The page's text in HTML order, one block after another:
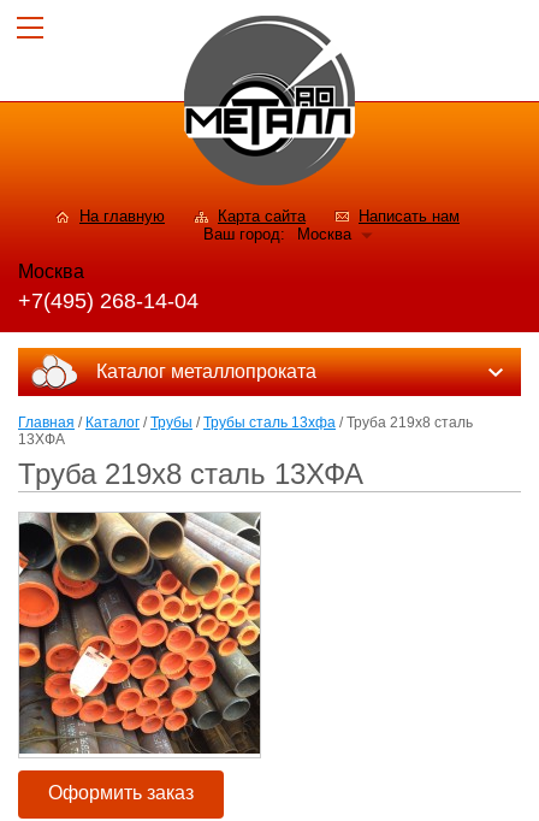
На главную Карта сайта
Написать нам
Ваш город:
Москва
Москва
+7(495) 268-14-04
Каталог металлопроката
Главная / Каталог /Трубы /Трубы сталь 13хфа / Труба 219х8 сталь
13ХФА
Труба 219х8 сталь 13ХФА
Оформить заказ